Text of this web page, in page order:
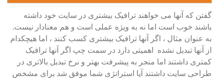
گفتن که آنها می خواهند ترافیک بیشتری در سایت خود داشته
باشند خوب است اما نه به ویژه عملی است و هم معنادار نیست.
به عنوان مثال ، اگر آنها ترافیک بیشتری کسب کنند ، اما هیچکدام
از آنها تبدیل نشده اهمیتی دارد در سمت چپ اگر آنها ترافیک
کمتری داشتند اما منجر به پیشرفت بهتر و نرخ تبدیل بالاتری در
طراحی سایت داشتند آیا استراتژی شما موفق شد برای مشخص